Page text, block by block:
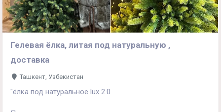
Гелевая ёлка, литая под натуральную ,
доставка
Ташкент, Узбекистан
"ёлка под натуральное lux 2.0